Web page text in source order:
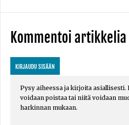
Kommentoi artikkelia
KIRJAUDU SISÄÄN
Pysy aiheessa ja kirjoita asiallisesti.
voidaan poistaa tai niitä voidaan
harkinnan mukaan.